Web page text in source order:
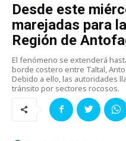
Desde este
marejadas para
Región de
El fenómeno se extenderá
borde costero entre Taltal,
Debido a ello, las autoridades
tránsito por sectores rocosos.